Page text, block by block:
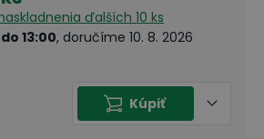
ďalších 10 ks
13:00, doručíme 10. 8. 2026
Kúpiť